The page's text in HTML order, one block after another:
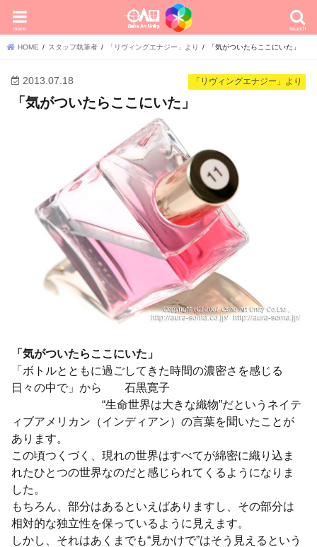
search
menu
HOME スタッフ執筆者 「リヴィングエナジー」より 「気がついたらここにいた」
「リヴィングエナジー」より
2013.07.18
「気がついたらここにいた」
「気がついたらここにいた」
「ボトルとともに過ごしてきた時間の濃密さを感じる
日々の中で」から 石黒寛子
“生命世界は大きな織物”だというネイテ
ィブアメリカン（インディアン）の言葉を聞いたことが
あります。
この頃つくづく、現れの世界はすべてが綿密に織り込ま
れたひとつの世界なのだと感じられてくるようになりま
した。
もちろん、部分はあるといえばありますし、その部分は
相対的な独立性を保っているように見えます。
しかし、それはあくまでも“見かけで”はそう見えるという